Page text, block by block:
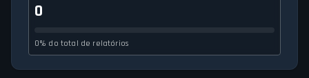
0
0% do total de relatórios